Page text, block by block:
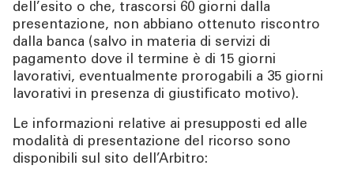
dell’esito o che, trascorsi 60 giorni dalla
presentazione, non abbiano ottenuto riscontro
dalla banca (salvo in materia di servizi di
pagamento dove il termine è di 15 giorni
lavorativi, eventualmente prorogabili a 35 giorni
lavorativi in presenza di giustificato motivo).
Le informazioni relative ai presupposti ed alle
modalità di presentazione del ricorso sono
disponibili sul sito dell’Arbitro: